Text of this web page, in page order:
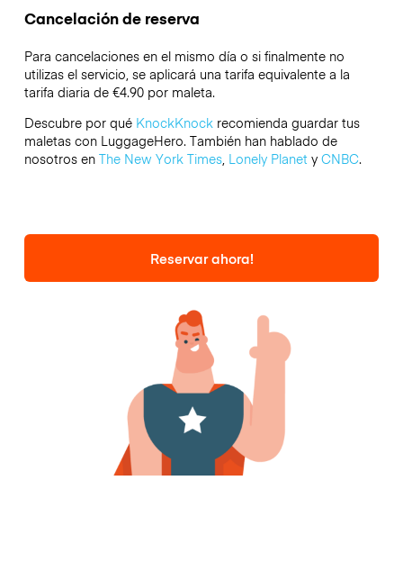
Cancelación de reserva
Para cancelaciones en el mismo día o si finalmente no
utilizas el servicio, se aplicará una tarifa equivalente a la
tarifa diaria de €4.90 por maleta.
Descubre por qué KnockKnockrecomienda guardar tus
maletas con LuggageHero. También han hablado de
nosotros en The New York Times, Lonely Planety CNBC.
Reservar ahora!